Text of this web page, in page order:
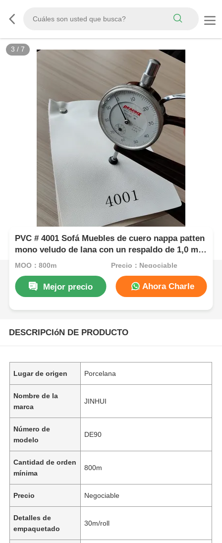
3 / 7
PVC # 4001 Sofá Muebles de cuero nappa patten
mono veludo de lana con un respaldo de 1,0 mm
* 1,4 m
MOQ：800m Precio：Negociable
Mejor precio Ahora Charle
DESCRIPCIóN DE PRODUCTO
Lugar de origen Porcelana
Nombre de la
marca
JINHUI
Número de
modelo
DE90
Cantidad de orden
mínima
800m
Precio Negociable
Detalles de
empaquetado
30m/roll